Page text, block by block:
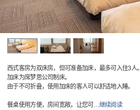
西式客房为双床房，但可准备加床，最多可入住3人。
加床为席梦思公司制床。
由于不可折叠，使用加床的客人可以舒适地入睡。
餐桌使用方便，房间宽敞，让您可 …继续阅读